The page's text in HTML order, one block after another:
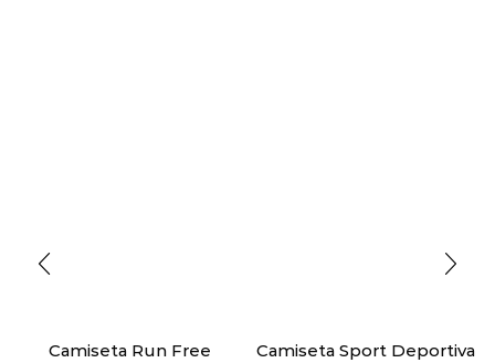
Camiseta Run Free
Camiseta Sport Deportiva